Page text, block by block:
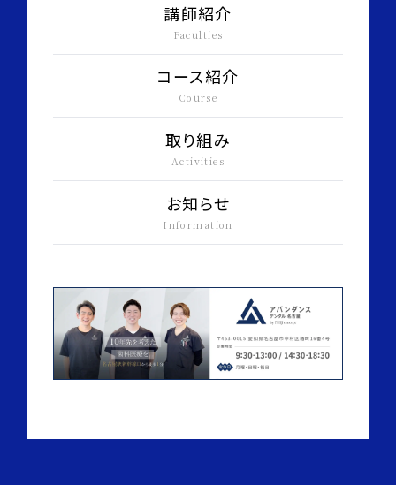
講師紹介
Faculties
コース紹介
Course
取り組み
Activities
お知らせ
Information